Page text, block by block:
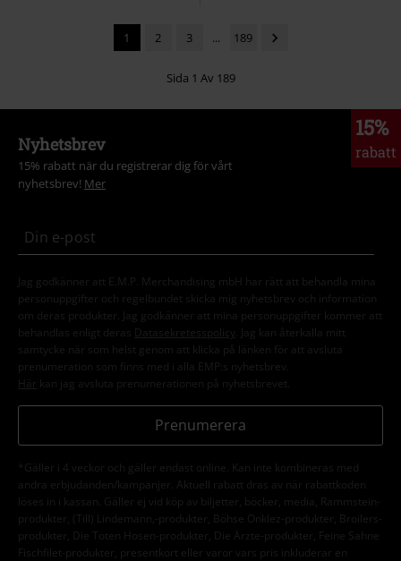
1 2 3 ... 189
Sida 1 Av 189
15%
rabatt
Nyhetsbrev
15% rabatt när du registrerar dig för vårt
nyhetsbrev! Mer
Jag godkänner att E.M.P. Merchandising mbH har rätt att behandla mina
personuppgifter och regelbundet skicka mig nyhetsbrev och information
om deras produkter. Jag godkänner att mina personuppgifter kommer att
behandlas enligt deras
Datasekretesspolicy
. Jag kan återkalla mitt
samtycke när som helst genom att klicka på länken för att avsluta
prenumeration som finns med i alla EMP:s nyhetsbrev.
Här kan jag avsluta prenumerationen på nyhetsbrevet.
Prenumerera
*Gäller i 4 veckor och gäller endast online. Kan inte kombineras med
andra erbjudanden/kampanjer. Aktuell rabatt dras av när rabattkoden
löses in i kassan. Gäller ej vid köp av biljetter, böcker, media, Rammstein-
produkter, (Till) Lindemann,-produkter, Böhse Onklez-produkter, Broilers-
produkter, Die Toten Hosen-produkter, Die Ärzte-produkter, Feine Sahne
Fischfilet-produkter, presentkort eller varor vars pris inkluderar en